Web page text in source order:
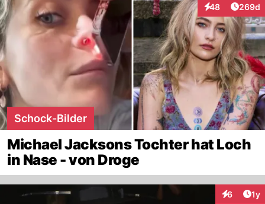
48
Interaktionen
269d
Schock-Bilder
Michael Jacksons Tochter hat Loch
in Nase - von Droge
6 1y